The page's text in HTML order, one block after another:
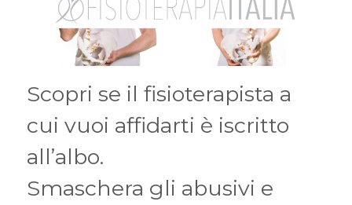
Scopri se il fisioterapista a
cui vuoi affidarti è iscritto
all’albo.
Smaschera gli abusivi e